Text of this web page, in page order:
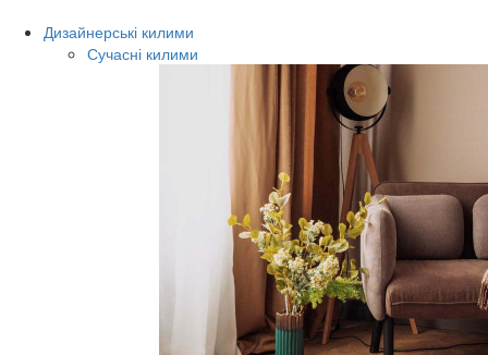
Дизайнерські килими
Сучасні килими